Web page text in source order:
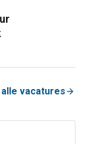
vacatures